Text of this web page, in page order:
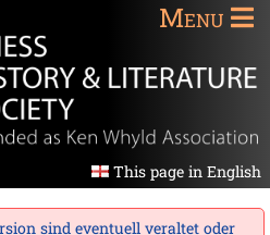
Menu
This page in English
sind eventuell veraltet oder